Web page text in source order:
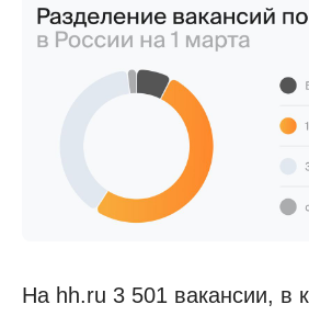
На hh.ru 3 501 вакансии, в